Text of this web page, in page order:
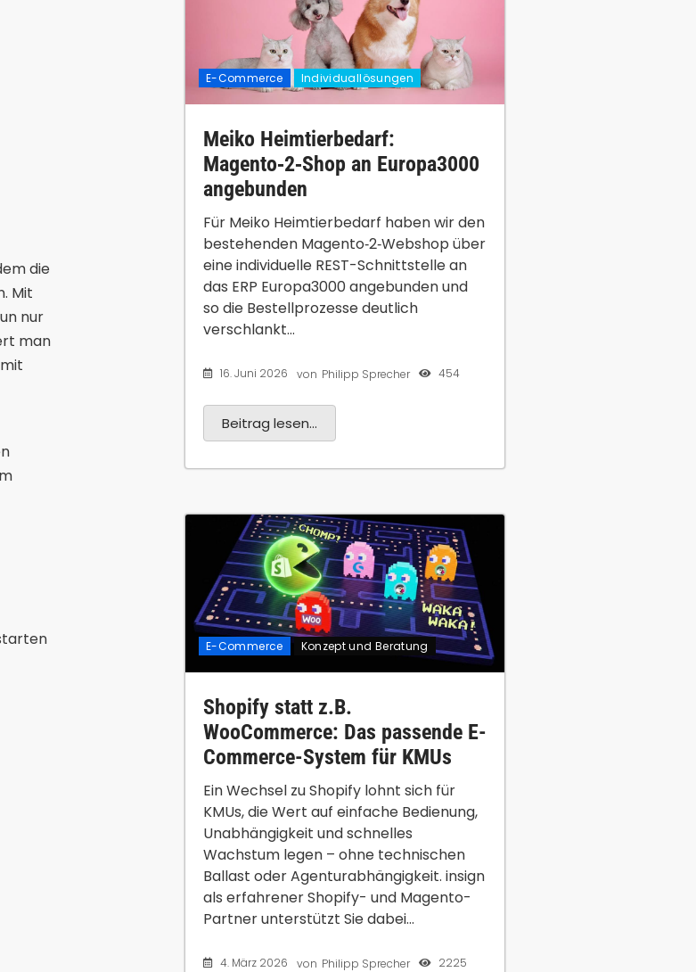
die
Mit
nur
man
E-Commerce Individuallösungen
Meiko Heimtierbedarf:
Magento‑2‑Shop an Europa3000
angebunden
16. Juni 2026 von Philipp Sprecher 454
Für Meiko Heimtierbedarf haben wir den
bestehenden Magento‑2‑Webshop über
eine individuelle REST-Schnittstelle an
das ERP Europa3000 angebunden und
so die Bestellprozesse deutlich
verschlankt...
Beitrag lesen...
E-Commerce Konzept und Beratung
Shopify statt z.B.
WooCommerce: Das passende E-
Commerce-System für KMUs
4. März 2026 von Philipp Sprecher 2225
Ein Wechsel zu Shopify lohnt sich für
KMUs, die Wert auf einfache Bedienung,
Unabhängigkeit und schnelles
Wachstum legen – ohne technischen
Ballast oder Agenturabhängigkeit. insign
als erfahrener Shopify- und Magento-
Partner unterstützt Sie dabei...